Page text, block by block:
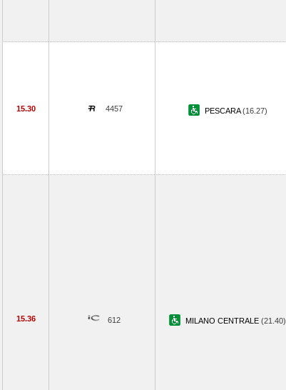
15.30 4457 PESCARA(16.27)
15.36 612 MILANO CENTRALE (21.40)